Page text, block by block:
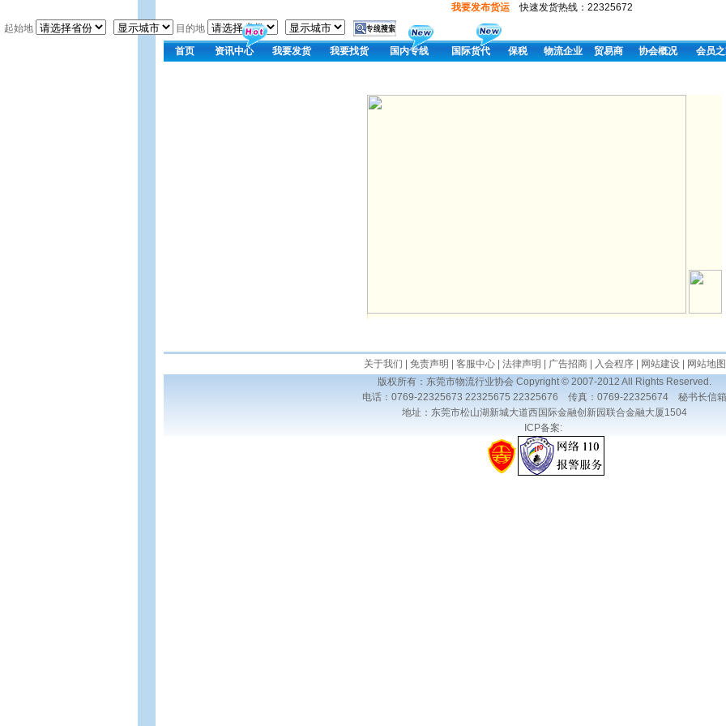
我要发布货运 快速发货热线：22325672
起始地
目的地
首页
资讯中心 我要发货 我要找货 国内专线 国际货代 保税 物流企业 贸易商 协会概况 会员
关于我们 免责声明 客服中心| 法律声明 广告招商| 入会程序| 网站建设|
网站地图
版权所有：东莞市物流行业协会 Copyright © 2007-2012 All Rights Reserved.
电话：0769-22325673 22325675 22325676 传真：0769-22325674 秘书长信箱
地址：东莞市松山湖新城大道西国际金融创新园联合金融大厦1504
ICP备案: